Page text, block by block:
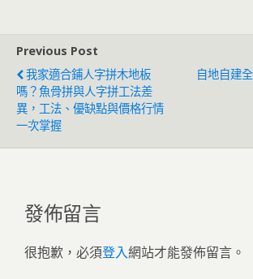
Previous Post
我家適合鋪人字拼木地板
嗎？魚骨拼與人字拼工法差
異，工法、優缺點與價格行情
一次掌握
自地自建
發佈留言
很抱歉，必須登入網站才能發佈留言。